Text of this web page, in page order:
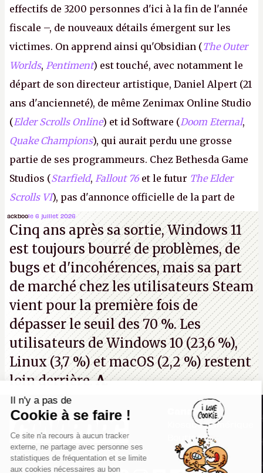
effectifs de 3200 personnes d'ici à la fin de l'année
fiscale –, de nouveaux détails émergent sur les
victimes. On apprend ainsi qu'Obsidian (The Outer
Worlds, Pentiment) est touché, avec notamment le
départ de son directeur artistique, Daniel Alpert (21
ans d'ancienneté), de même Zenimax Online Studio
(Elder Scrolls Online) et id Software (Doom Eternal,
Quake Champions), qui aurait perdu une grosse
partie de ses programmeurs. Chez Bethesda Game
Studios (Starfield, Fallout 76 et le futur The Elder
Scrolls VI), pas d'annonce officielle de la part de
Microsoft, mais le syndicat des employés confirme
de nombreux licenciements.A.
ackboole 6 juillet 2026
Cinq ans après sa sortie, Windows 11
est toujours bourré de problèmes, de
bugs et d'incohérences, mais sa part
de marché chez les utilisateurs Steam
vient pour la première fois de
dépasser le seuil des 70 %. Les
utilisateurs de Windows 10 (23,6 %),
Linux (3,7 %) et macOS (2,2 %) restent
loin derrière.A.
Canard PC
Kiosque numérique
Boutique
Il n'y a pas de
Cookie à se faire !
Ce site n'a recours à aucun tracker
externe, ne partage avec personne ses
statistiques de fréquentation et se limite
aux cookies nécessaires au bon